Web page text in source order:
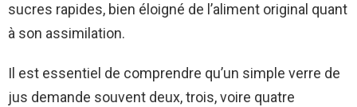
sucres rapides, bien éloigné de l’aliment original quant
à son assimilation.
Il est essentiel de comprendre qu’un simple verre de
jus demande souvent deux, trois, voire quatre